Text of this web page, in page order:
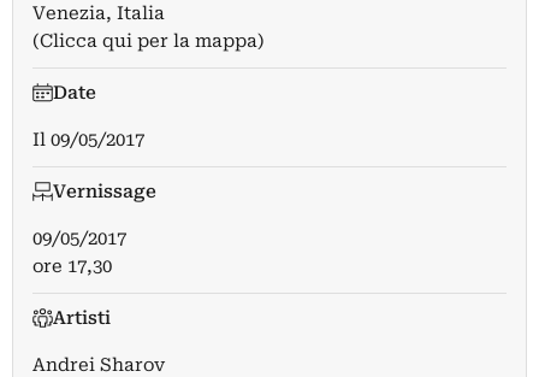
Venezia, Italia
(Clicca qui per la mappa)
Date
Il 09/05/2017
Vernissage
09/05/2017
ore 17,30
Artisti
Andrei Sharov